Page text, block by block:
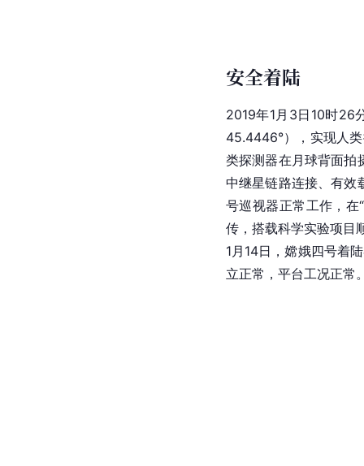
安全着陆
2019年1月3日10时26
45.4446°），实现人
类探测器在月球背面拍
中继星链路连接、有效
号巡视器正常工作，在“
传，搭载科学实验项目
1月14日，嫦娥四号着
立正常，平台工况正常